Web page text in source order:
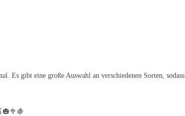
Es gibt eine große Auswahl an verschiedenen Sorten, sodass